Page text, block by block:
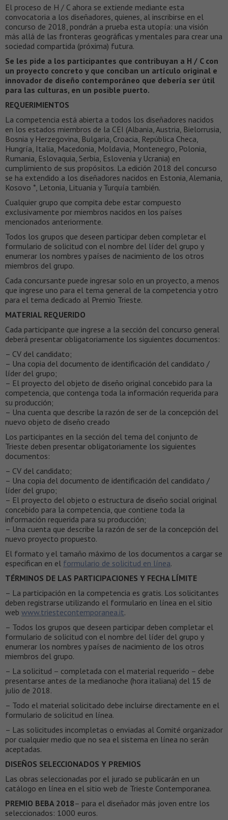
El proceso de H / C ahora se extiende mediante esta
convocatoria a los diseñadores, quienes, al inscribirse en el
concurso de 2018, pondrán a prueba esta utopía: una visión
más allá de las fronteras geográficas y mentales para crear una
sociedad compartida (próxima) futura.
Se les pide a los participantes que contribuyan a H / C con
un proyecto concreto y que conciban un artículo original e
innovador de diseño contemporáneo que debería ser útil
para las culturas, en un posible puerto.
REQUERIMIENTOS
La competencia está abierta a todos los diseñadores nacidos
en los estados miembros de la CEI (Albania, Austria, Bielorrusia,
Bosnia y Herzegovina, Bulgaria, Croacia, República Checa,
Hungría, Italia, Macedonia, Moldavia, Montenegro, Polonia,
Rumania, Eslovaquia, Serbia, Eslovenia y Ucrania) en
cumplimiento de sus propósitos. La edición 2018 del concurso
se ha extendido a los diseñadores nacidos en Estonia, Alemania,
Kosovo *, Letonia, Lituania y Turquía también.
Cualquier grupo que compita debe estar compuesto
exclusivamente por miembros nacidos en los países
mencionados anteriormente.
Todos los grupos que deseen participar deben completar el
formulario de solicitud con el nombre del líder del grupo y
enumerar los nombres y países de nacimiento de los otros
miembros del grupo.
Cada concursante puede ingresar solo en un proyecto, a menos
que ingrese uno para el tema general de la competencia y otro
para el tema dedicado al Premio Trieste.
MATERIAL REQUERIDO
Cada participante que ingrese a la sección del concurso general
deberá presentar obligatoriamente los siguientes documentos:
– CV del candidato;
– Una copia del documento de identificación del candidato /
líder del grupo;
– El proyecto del objeto de diseño original concebido para la
competencia, que contenga toda la información requerida para
su producción;
– Una cuenta que describe la razón de ser de la concepción del
nuevo objeto de diseño creado
Los participantes en la sección del tema del conjunto de
Trieste deben presentar obligatoriamente los siguientes
documentos:
– CV del candidato;
– Una copia del documento de identificación del candidato /
líder del grupo;
– El proyecto del objeto o estructura de diseño social original
concebido para la competencia, que contiene toda la
información requerida para su producción;
– Una cuenta que describe la razón de ser de la concepción del
nuevo proyecto propuesto.
El formato y el tamaño máximo de los documentos a cargar se
especifican en el formulario de solicitud en línea.
TÉRMINOS DE LAS PARTICIPACIONES Y FECHA LÍMITE
– La participación en la competencia es gratis. Los solicitantes
deben registrarse utilizando el formulario en línea en el sitio
web www.triestecontemporanea.it.
– Todos los grupos que deseen participar deben completar el
formulario de solicitud con el nombre del líder del grupo y
enumerar los nombres y países de nacimiento de los otros
miembros del grupo.
– La solicitud – completada con el material requerido – debe
presentarse antes de la medianoche (hora italiana) del 15 de
julio de 2018.
– Todo el material solicitado debe incluirse directamente en el
formulario de solicitud en línea.
– Las solicitudes incompletas o enviadas al Comité organizador
por cualquier medio que no sea el sistema en línea no serán
aceptadas.
DISEÑOS SELECCIONADOS Y PREMIOS
Las obras seleccionadas por el jurado se publicarán en un
catálogo en línea en el sitio web de Trieste Contemporanea.
PREMIO BEBA 2018– para el diseñador más joven entre los
seleccionados: 1000 euros.